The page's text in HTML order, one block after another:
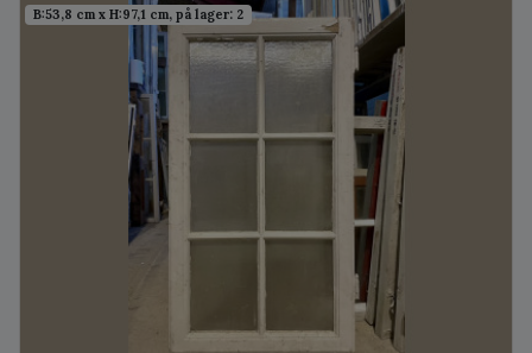
B:53,8 cm x H:97,1 cm, på lager: 2